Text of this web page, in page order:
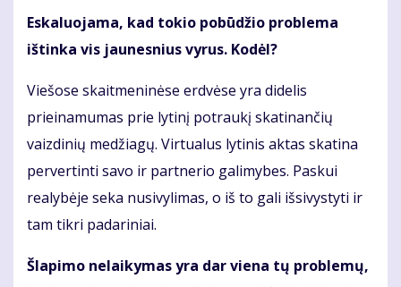
Eskaluojama, kad tokio pobūdžio problema
ištinka vis jaunesnius vyrus. Kodėl?
Viešose skaitmeninėse erdvėse yra didelis
prieinamumas prie lytinį potraukį skatinančių
vaizdinių medžiagų. Virtualus lytinis aktas skatina
pervertinti savo ir partnerio galimybes. Paskui
realybėje seka nusivylimas, o iš to gali išsivystyti ir
tam tikri padariniai.
Šlapimo nelaikymas yra dar viena tų problemų,